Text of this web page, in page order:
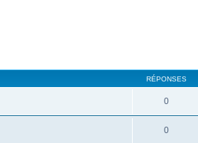
RÉPONSES
0
0